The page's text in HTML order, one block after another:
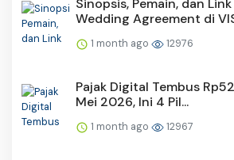
Sinopsis, Pemain, dan
Wedding Agreement di
1 month ago 12976
Pajak Digital Tembus
Mei 2026, Ini 4 Pil...
1 month ago 12967